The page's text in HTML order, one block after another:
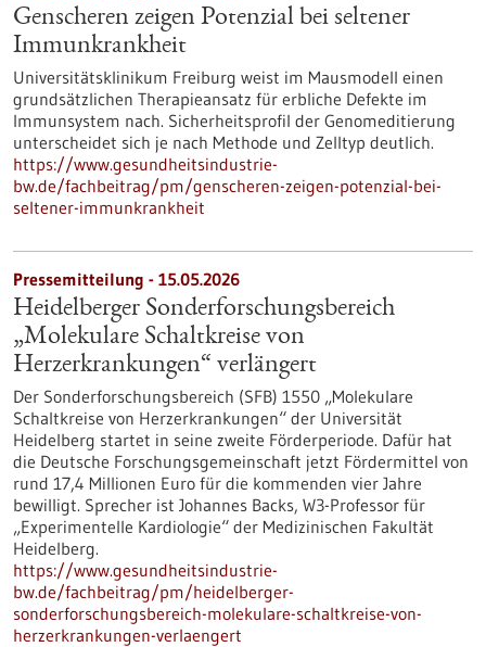
Genscheren zeigen Potenzial bei seltener
Immunkrankheit
Universitätsklinikum Freiburg weist im Mausmodell einen
grundsätzlichen Therapieansatz für erbliche Defekte im
Immunsystem nach. Sicherheitsprofil der Genomeditierung
unterscheidet sich je nach Methode und Zelltyp deutlich.
https://www.gesundheitsindustrie-
bw.de/fachbeitrag/pm/genscheren-zeigen-potenzial-bei-
seltener-immunkrankheit
Pressemitteilung - 15.05.2026
Heidelberger Sonderforschungsbereich
„Molekulare Schaltkreise von
Herzerkrankungen“ verlängert
Der Sonderforschungsbereich (SFB) 1550 „Molekulare
Schaltkreise von Herzerkrankungen“ der Universität
Heidelberg startet in seine zweite Förderperiode. Dafür hat
die Deutsche Forschungsgemeinschaft jetzt Fördermittel von
rund 17,4 Millionen Euro für die kommenden vier Jahre
bewilligt. Sprecher ist Johannes Backs, W3-Professor für
„Experimentelle Kardiologie“ der Medizinischen Fakultät
Heidelberg.
https://www.gesundheitsindustrie-
bw.de/fachbeitrag/pm/heidelberger-
sonderforschungsbereich-molekulare-schaltkreise-von-
herzerkrankungen-verlaengert